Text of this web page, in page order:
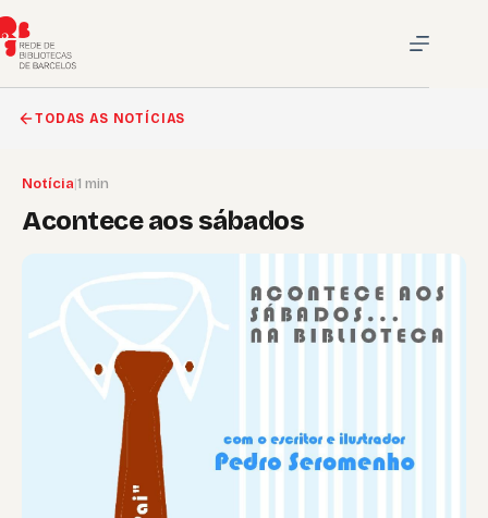
para
o
conteúdo
TODAS AS NOTÍCIAS
Notícia|1 min
Acontece aos sábados